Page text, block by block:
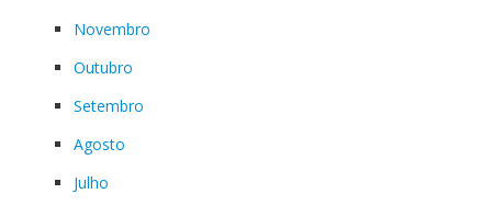
Novembro
Outubro
Setembro
Agosto
Julho